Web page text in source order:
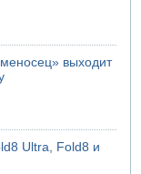
выходит
Ultra, Fold8 и